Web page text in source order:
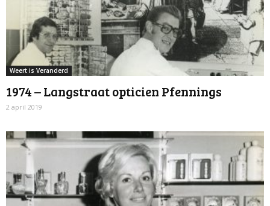
Weert is Veranderd
1974 – Langstraat opticien Pfennings
2 april 2019